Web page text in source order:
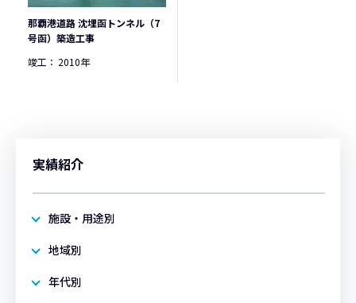
那覇港道路 沈埋函トンネル（7
号函）築造工事
竣工： 2010年
実績紹介
施設・用途別
地域別
年代別